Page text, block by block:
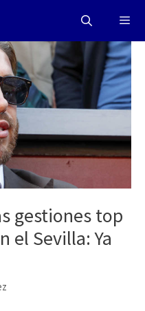
Menú
gestiones top
el Sevilla: Ya